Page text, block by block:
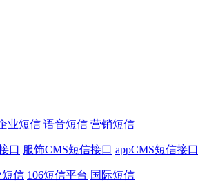
业短信 语音短信 营销短信
口 服饰CMS短信接口 appCMS短信接口
信 106短信平台 国际短信